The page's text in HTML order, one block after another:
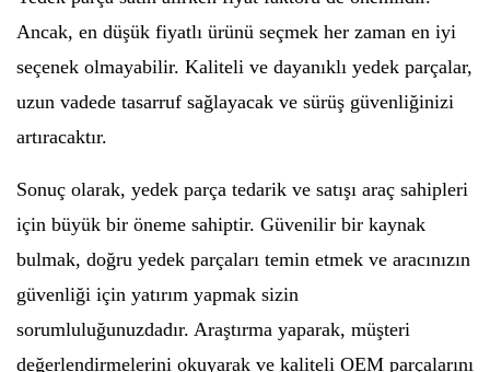
Ancak, en düşük fiyatlı ürünü seçmek her zaman en iyi
seçenek olmayabilir. Kaliteli ve dayanıklı yedek parçalar,
uzun vadede tasarruf sağlayacak ve sürüş güvenliğinizi
artıracaktır.
Sonuç olarak, yedek parça tedarik ve satışı araç sahipleri
için büyük bir öneme sahiptir. Güvenilir bir kaynak
bulmak, doğru yedek parçaları temin etmek ve aracınızın
güvenliği için yatırım yapmak sizin
sorumluluğunuzdadır. Araştırma yaparak, müşteri
değerlendirmelerini okuyarak ve kaliteli OEM parçalarını